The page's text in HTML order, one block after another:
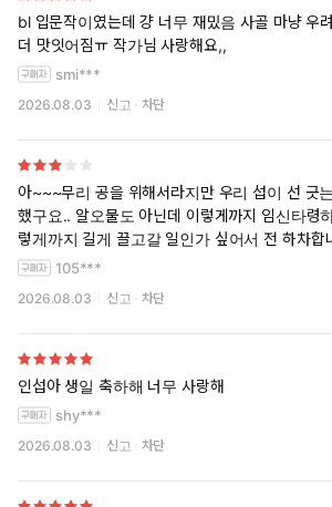
bl 입문작이였는데 걍 너무 재밌음 사골 마냥 우
더 맛잇어짐ㅠ 작가님 사랑해요,,
smi***
2026.08.03 신고 차단
아~~~무리 공을 위해서라지만 우리 섭이 선 긋
했구요.. 알오물도 아닌데 이렇게까지 임신타령하는 것도 그렇고 이게 이
렇게까지 길게 끌고갈 일인가 싶어서 전 하차합
105***
2026.08.03 신고 차단
인섭아 생일 축하해 너무 사랑해
shy***
2026.08.03 신고 차단